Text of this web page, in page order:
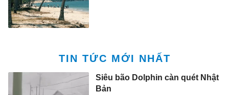
TIN TỨC MỚI NHẤT
Siêu bão Dolphin càn quét Nhật
Bản